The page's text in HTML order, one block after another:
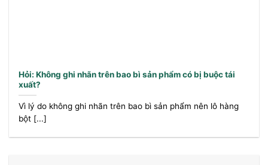
Hỏi: Không ghi nhãn trên bao bì sản phẩm có bị buộc tái
xuất?
Vì lý do không ghi nhãn trên bao bì sản phẩm nên lô hàng
bột [...]